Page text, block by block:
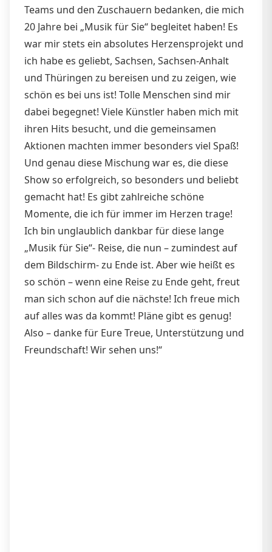
Teams und den Zuschauern bedanken, die mich
20 Jahre bei „Musik für Sie“ begleitet haben! Es
war mir stets ein absolutes Herzensprojekt und
ich habe es geliebt, Sachsen, Sachsen-Anhalt
und Thüringen zu bereisen und zu zeigen, wie
schön es bei uns ist! Tolle Menschen sind mir
dabei begegnet! Viele Künstler haben mich mit
ihren Hits besucht, und die gemeinsamen
Aktionen machten immer besonders viel Spaß!
Und genau diese Mischung war es, die diese
Show so erfolgreich, so besonders und beliebt
gemacht hat! Es gibt zahlreiche schöne
Momente, die ich für immer im Herzen trage!
Ich bin unglaublich dankbar für diese lange
„Musik für Sie“- Reise, die nun – zumindest auf
dem Bildschirm- zu Ende ist. Aber wie heißt es
so schön – wenn eine Reise zu Ende geht, freut
man sich schon auf die nächste! Ich freue mich
auf alles was da kommt! Pläne gibt es genug!
Also – danke für Eure Treue, Unterstützung und
Freundschaft! Wir sehen uns!“